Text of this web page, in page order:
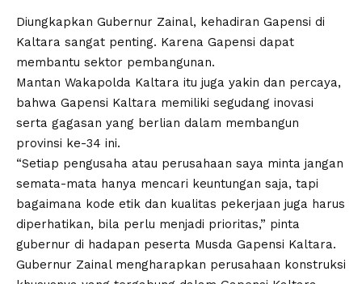
Diungkapkan Gubernur Zainal, kehadiran Gapensi di
Kaltara sangat penting. Karena Gapensi dapat
membantu sektor pembangunan.
Mantan Wakapolda Kaltara itu juga yakin dan percaya,
bahwa Gapensi Kaltara memiliki segudang inovasi
serta gagasan yang berlian dalam membangun
provinsi ke-34 ini.
“Setiap pengusaha atau perusahaan saya minta jangan
semata-mata hanya mencari keuntungan saja, tapi
bagaimana kode etik dan kualitas pekerjaan juga harus
diperhatikan, bila perlu menjadi prioritas,” pinta
gubernur di hadapan peserta Musda Gapensi Kaltara.
Gubernur Zainal mengharapkan perusahaan konstruksi